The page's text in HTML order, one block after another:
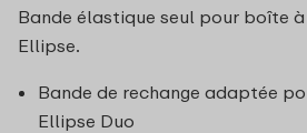
Bande élastique seul pour boîte
Ellipse.
Bande de rechange adaptée
Ellipse Duo